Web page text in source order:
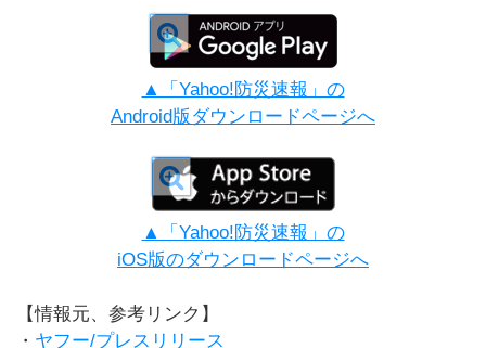
▲「Yahoo!防災速報」の
Android版ダウンロードページへ
▲「Yahoo!防災速報」の
iOS版のダウンロードページへ
【情報元、参考リンク】
・ ヤフー/プレスリリース